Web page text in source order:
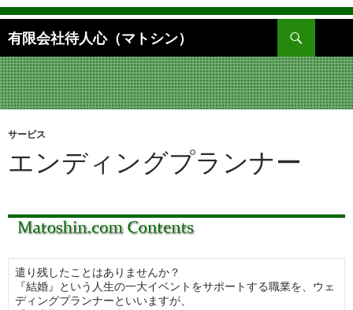
有限会社待人心（マトシン）
検
索
ン
テ
ン
へ
キ
サービス
エンディングプランナー
遣り残したことはありませんか？
『結婚』という人生の一大イベントをサポートする職業を、ウェ
ディングプランナーといいますが、